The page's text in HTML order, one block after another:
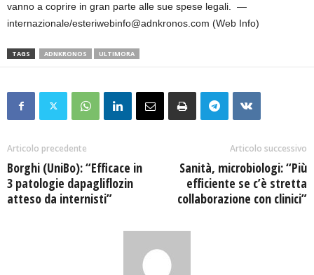
vanno a coprire in gran parte alle sue spese legali. —
internazionale/esteriwebinfo@adnkronos.com (Web Info)
TAGS ADNKRONOS ULTIMORA
Articolo precedente
Borghi (UniBo): “Efficace in
3 patologie dapagliflozin
atteso da internisti”
Articolo successivo
Sanità, microbiologi: “Più
efficiente se c’è stretta
collaborazione con clinici”